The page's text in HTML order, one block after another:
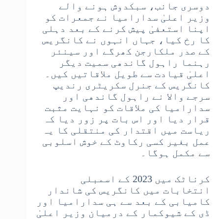
دوسری جانب، سبکدوش ہونے والے
وزیر اعلیٰ سدارامیا نے جمعرات کو
اپنا استعفیٰ پیش کرنے کے بعد دہلی
کا رخ کیا، جہاں انہوں نے کانگریس
کے صدر ملکارجن کھرگے اور سینئر
رہنما راہول گاندھی سمیت دیگر
اعلیٰ قیادت سے طویل ملاقاتیں کیں۔
کانگریس کے جنرل سکریٹری رندیپ
سرجے والا نے راہول گاندھی اور
سدارامیا کی ملاقات کو نہایت مثبت
قرار دیا اور اس بات پر زور دیا کہ
ریاست میں اقتدار کی منتقلی کا یہ
عمل بغیر کسی رکاوٹ کے خوش اسلوبی
سے مکمل ہوگا۔
کرناٹک میں 2023 کے اسمبلی
انتخابات میں کانگریس کی شاندار
کامیابی کے بعد سے ہی سدارامیا اور
ڈی کے شیوکمار کے درمیان وزیر اعلیٰ